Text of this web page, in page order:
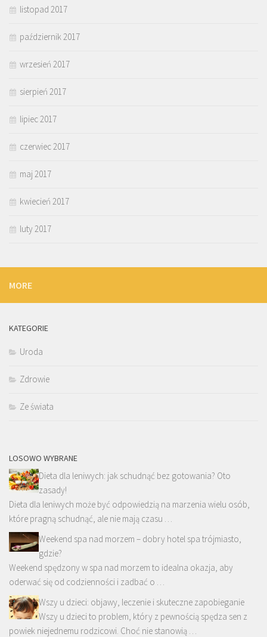
listopad 2017
październik 2017
wrzesień 2017
sierpień 2017
lipiec 2017
czerwiec 2017
maj 2017
kwiecień 2017
luty 2017
MORE
KATEGORIE
Uroda
Zdrowie
Ze świata
LOSOWO WYBRANE
Dieta dla leniwych: jak schudnąć bez gotowania? Oto
zasady!
Dieta dla leniwych może być odpowiedzią na marzenia wielu osób,
które pragną schudnąć, ale nie mają czasu …
Weekend spa nad morzem – dobry hotel spa trójmiasto,
gdzie?
Weekend spędzony w spa nad morzem to idealna okazja, aby
oderwać się od codzienności i zadbać o …
Wszy u dzieci: objawy, leczenie i skuteczne zapobieganie
Wszy u dzieci to problem, który z pewnością spędza sen z
powiek niejednemu rodzicowi. Choć nie stanowią …